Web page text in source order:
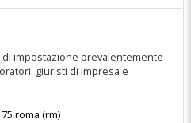
impostazione prevalentemente
giuristi di impresa e
roma (rm)